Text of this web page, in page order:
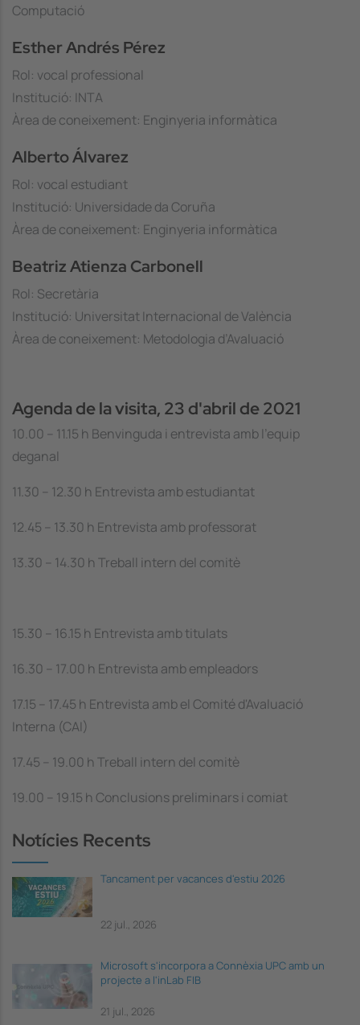
Computació
Esther Andrés Pérez
Rol: vocal professional
Institució: INTA
Àrea de coneixement: Enginyeria informàtica
Alberto Álvarez
Rol: vocal estudiant
Institució: Universidade da Coruña
Àrea de coneixement: Enginyeria informàtica
Beatriz Atienza Carbonell
Rol: Secretària
Institució: Universitat Internacional de València
Àrea de coneixement: Metodologia d’Avaluació
Agenda de la visita, 23 d'abril de 2021
10.00 – 11.15 h Benvinguda i entrevista amb l'equip
deganal
11.30 – 12.30 h Entrevista amb estudiantat
12.45 – 13.30 h Entrevista amb professorat
13.30 – 14.30 h Treball intern del comitè
15.30 – 16.15 h Entrevista amb titulats
16.30 – 17.00 h Entrevista amb empleadors
17.15 – 17.45 h Entrevista amb el Comité d'Avaluació
Interna (CAI)
17.45 – 19.00 h Treball intern del comitè
19.00 – 19.15 h Conclusions preliminars i comiat
Notícies Recents
Tancament per vacances d'estiu 2026
22 jul., 2026
Microsoft s'incorpora a Connèxia UPC amb un
projecte a l'inLab FIB
21 jul., 2026